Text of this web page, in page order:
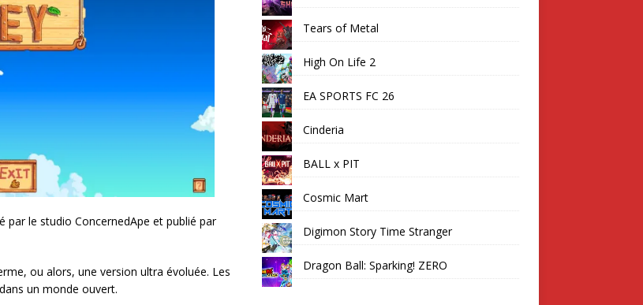
par le studio ConcernedApe et publié par
ou alors, une version ultra évoluée. Les
un monde ouvert.
Tears of Metal
High On Life 2
EA SPORTS FC 26
Cinderia
BALL x PIT
Cosmic Mart
Digimon Story Time Stranger
Dragon Ball: Sparking! ZERO